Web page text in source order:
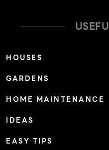
ระบบพลังงานแสงอาทิตย์ แ
นานๆ ก็ทำให้แผงโซลาร์เซลล์
ลงอย่างรวดเร็ว สุดท้ายแล้วก็
เพราะต้องอยู่กับความร้อนบน
ประเทศไทยที่เป็นเมืองร้อนจั
HOUSES
GARDENS
HOME MAINTENANCE
IDEAS
EASY TIPS